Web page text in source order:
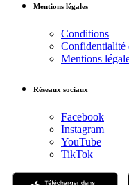
Mentions légales
Conditions
Confidentialité
Mentions
Réseaux sociaux
Facebook
Instagram
YouTube
TikTok